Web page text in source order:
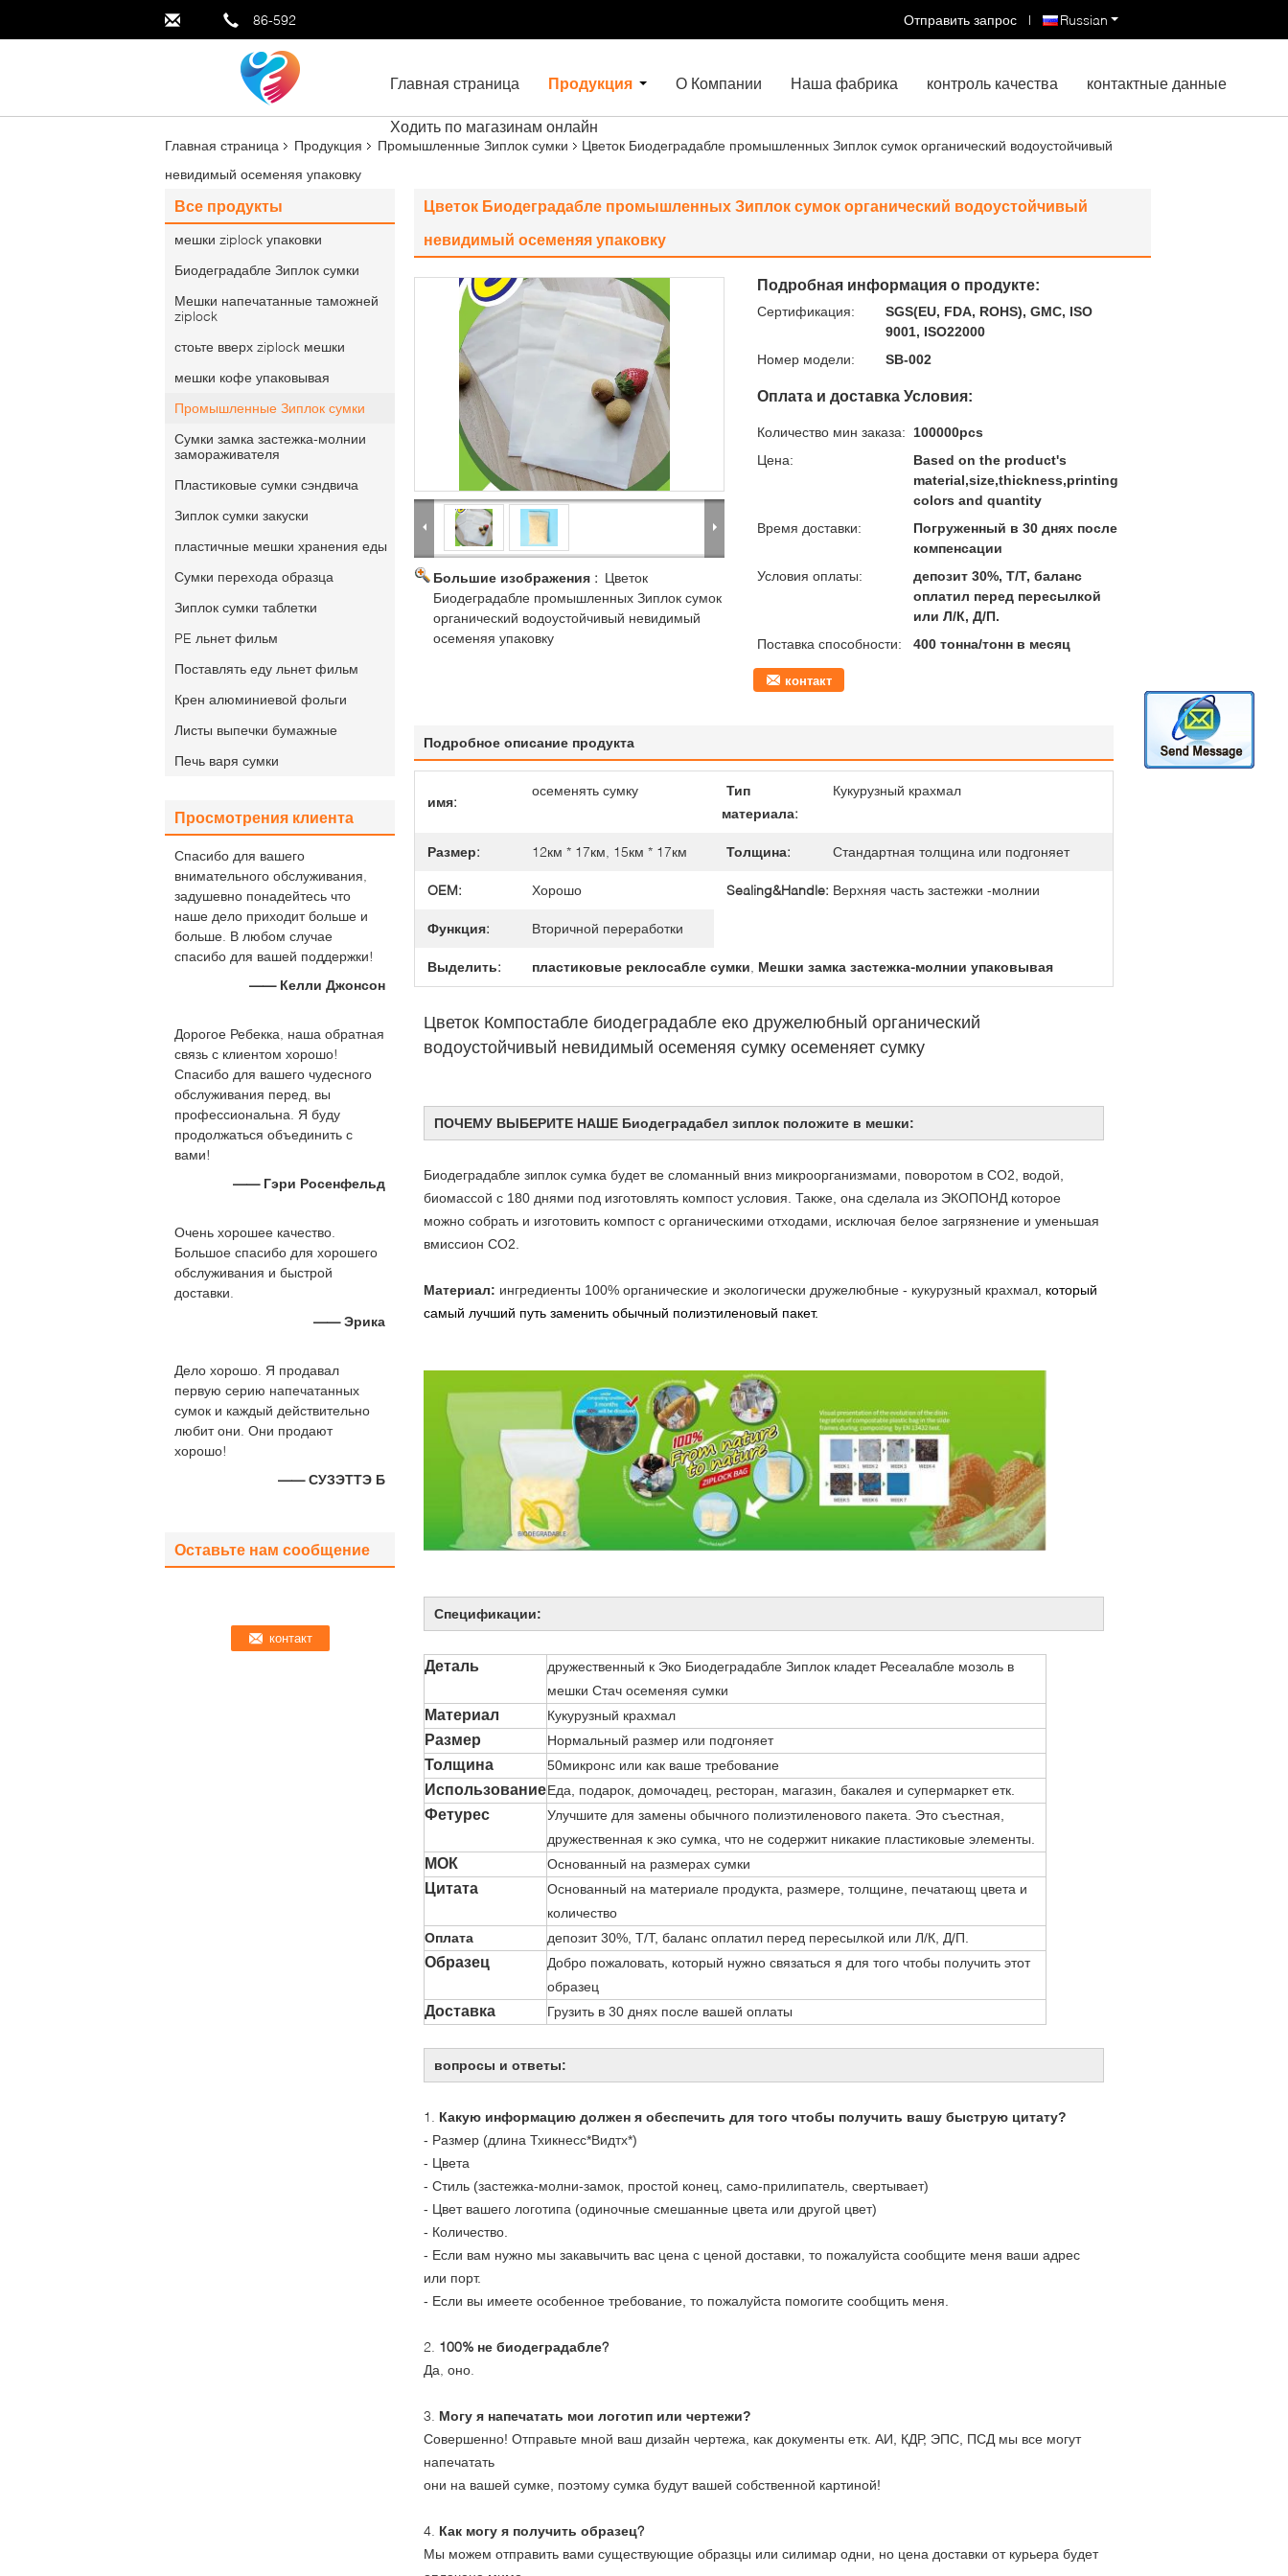
86-592 Russian
Отправить запрос |
Главная страница Продукция О Компании Наша фабрика контроль качества контактные данные
Ходить по магазинам онлайн
Главная страница Продукция Промышленные Зиплок сумки
Цветок Биодеградабле промышленных Зиплок сумок органический водоустойчивый
невидимый осеменяя упаковку
Все продукты
мешки ziplock упаковки
Биодеградабле Зиплок сумки
Мешки напечатанные таможней
ziplock
стоьте вверх ziplock мешки
мешки кофе упаковывая
Промышленные Зиплок сумки
Сумки замка застежка-молнии
замораживателя
Пластиковые сумки сэндвича
Зиплок сумки закуски
пластичные мешки хранения еды
Сумки перехода образца
Зиплок сумки таблетки
PE льнет фильм
Поставлять еду льнет фильм
Крен алюминиевой фольги
Листы выпечки бумажные
Печь варя сумки
Просмотрения клиента
Спасибо для вашего
внимательного обслуживания,
задушевно понадейтесь что
наше дело приходит больше и
больше. В любом случае
спасибо для вашей поддержки!
—— Келли Джонсон
Дорогое Ребекка, наша обратная
связь с клиентом хорошо!
Спасибо для вашего чудесного
обслуживания перед, вы
профессиональна. Я буду
продолжаться объединить с
вами!
—— Гэри Росенфельд
Очень хорошее качество.
Большое спасибо для хорошего
обслуживания и быстрой
доставки.
—— Эрика
Дело хорошо. Я продавал
первую серию напечатанных
сумок и каждый действительно
любит они. Они продают
хорошо!
—— СУЗЭТТЭ Б
Оставьте нам сообщение
Цветок Биодеградабле промышленных Зиплок сумок органический водоустойчивый
невидимый осеменяя упаковку
Большие изображения : Цветок
Биодеградабле промышленных Зиплок сумок
органический водоустойчивый невидимый
осеменяя упаковку
Подробная информация о продукте:
Сертификация:
SGS(EU, FDA, ROHS), GMC, ISO
9001, ISO22000
Номер модели:
SB-002
Оплата и доставка Условия:
Количество мин заказа:
100000pcs
Цена:
Based on the product's
material,size,thickness,printing
colors and quantity
Время доставки:
Погруженный в 30 днях после
компенсации
Условия оплаты:
депозит 30%, Т/Т, баланс
оплатил перед пересылкой
или Л/К, Д/П.
Поставка способности:
400 тонна/тонн в месяц
контакт
Подробное описание продукта
имя:
осеменять сумку
Тип
материала:
Кукурузный крахмал
Размер: 12км * 17км, 15км * 17км Толщина: Стандартная толщина или подгоняет
OEM: Хорошо Sealing&Handle: Верхняя часть застежки -молнии
Функция: Вторичной переработки
Выделить: пластиковые реклосабле сумки Мешки замка застежка-молнии упаковывая
Цветок Компостабле биодеградабле еко дружелюбный органический
водоустойчивый невидимый осеменяя сумку осеменяет сумку
ПОЧЕМУ ВЫБЕРИТЕ НАШЕ Биодеградабел зиплок положите в мешки:
Биодеградабле зиплок сумка будет ве сломанный вниз микроорганизмами, поворотом в СО2, водой,
биомассой с 180 днями под изготовлять компост условия. Также, она сделала из ЭКОПОНД которое
можно собрать и изготовить компост с органическими отходами, исключая белое загрязнение и уменьшая
вмиссион СО2.
Материал: ингредиенты 100% органические и экологически дружелюбные - кукурузный крахмал, который
самый лучший путь заменить обычный полиэтиленовый пакет.
Спецификации:
Деталь
дружественный к Эко Биодеградабле Зиплок кладет Ресеалабле мозоль в
мешки Стач осеменяя сумки
Материал Кукурузный крахмал
Размер Нормальный размер или подгоняет
Толщина 50микронс или как ваше требование
ИспользованиеЕда, подарок, домочадец, ресторан, магазин, бакалея и супермаркет етк.
Фетурес
Улучшите для замены обычного полиэтиленового пакета. Это съестная,
дружественная к эко сумка, что не содержит никакие пластиковые элементы.
МОК Основанный на размерах сумки
Цитата
Основанный на материале продукта, размере, толщине, печатающ цвета и
количество
Оплата
депозит 30%, Т/Т, баланс оплатил перед пересылкой или Л/К, Д/П.
Образец
Добро пожаловать, который нужно связаться я для того чтобы получить этот
образец
Доставка Грузить в 30 днях после вашей оплаты
вопросы и ответы:
1. Какую информацию должен я обеспечить для того чтобы получить вашу быструю цитату?
- Размер (длина Тхикнесс*Видтх*)
- Цвета
- Стиль (застежка-молни-замок, простой конец, само-прилипатель, свертывает)
- Цвет вашего логотипа (одиночные смешанные цвета или другой цвет)
- Количество.
- Если вам нужно мы закавычить вас цена с ценой доставки, то пожалуйста сообщите меня ваши адрес
или порт.
- Если вы имеете особенное требование, то пожалуйста помогите сообщить меня.
2. 100% не биодеградабле?
Да, оно.
3. Могу я напечатать мои логотип или чертежи?
Совершенно! Отправьте мной ваш дизайн чертежа, как документы етк. АИ, КДР, ЭПС, ПСД мы все могут
напечатать
они на вашей сумке, поэтому сумка будут вашей собственной картиной!
4. Как могу я получить образец?
Мы можем отправить вами существующие образцы или силимар одни, но цена доставки от курьера будет